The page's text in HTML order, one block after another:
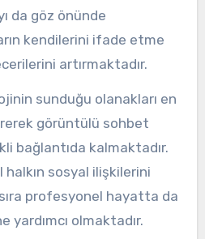
da göz önünde
kendilerini ifade etme
artırmaktadır.
sunduğu olanakları en
görüntülü sohbet
bağlantıda kalmaktadır.
sosyal ilişkilerini
profesyonel hayatta da
yardımcı olmaktadır.